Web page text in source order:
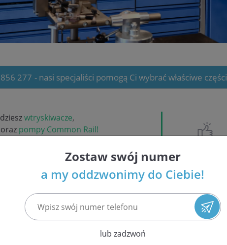
277 - nasi specjaliści pomogą Ci wybrać właściwe części
wtryskiwacze,
oraz pompy Common Rail!
wymianę
ciekawsze przypadki wad wtryskiwaczy.
wtrysków do trzylitrowego silnikaBMW.
Zostaw swój numer
a my oddzwonimy do Ciebie!
lub zadzwoń